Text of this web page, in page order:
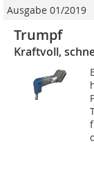
Ausgabe 01/2019
Trumpf
Kraftvoll,